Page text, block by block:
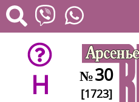
H №30
[1723]